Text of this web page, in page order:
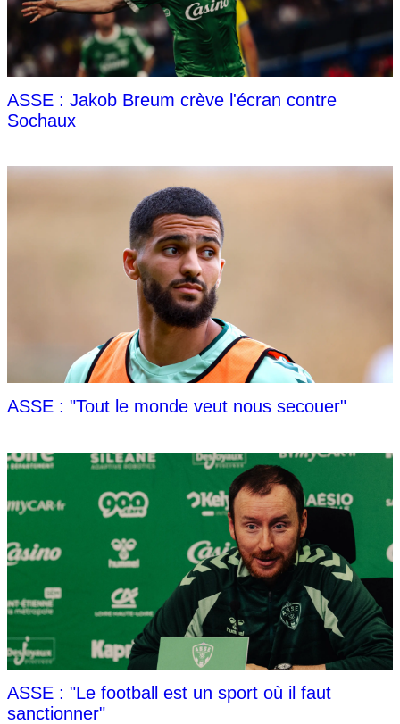
ASSE : Jakob Breum crève l'écran contre
Sochaux
ASSE : "Tout le monde veut nous secouer"
ASSE : "Le football est un sport où il faut
sanctionner"